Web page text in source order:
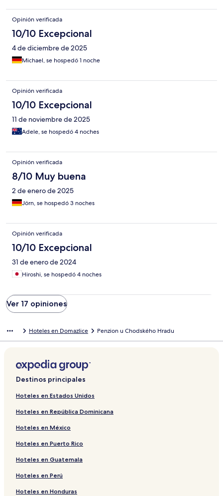
Opinión verificada
10/10 Excepcional
4 de diciembre de 2025
Michael, se hospedó 1 noche
Opinión verificada
10/10 Excepcional
11 de noviembre de 2025
Adele, se hospedó 4 noches
Opinión verificada
8/10 Muy buena
2 de enero de 2025
Jörn, se hospedó 3 noches
Opinión verificada
10/10 Excepcional
31 de enero de 2024
Hiroshi, se hospedó 4 noches
Ver 17 opiniones
Hoteles en Domazlice Penzion u Chodského Hradu
Destinos principales
Hoteles en Estados Unidos
Hoteles en República Dominicana
Hoteles en México
Hoteles en Puerto Rico
Hoteles en Guatemala
Hoteles en Perú
Hoteles en Honduras